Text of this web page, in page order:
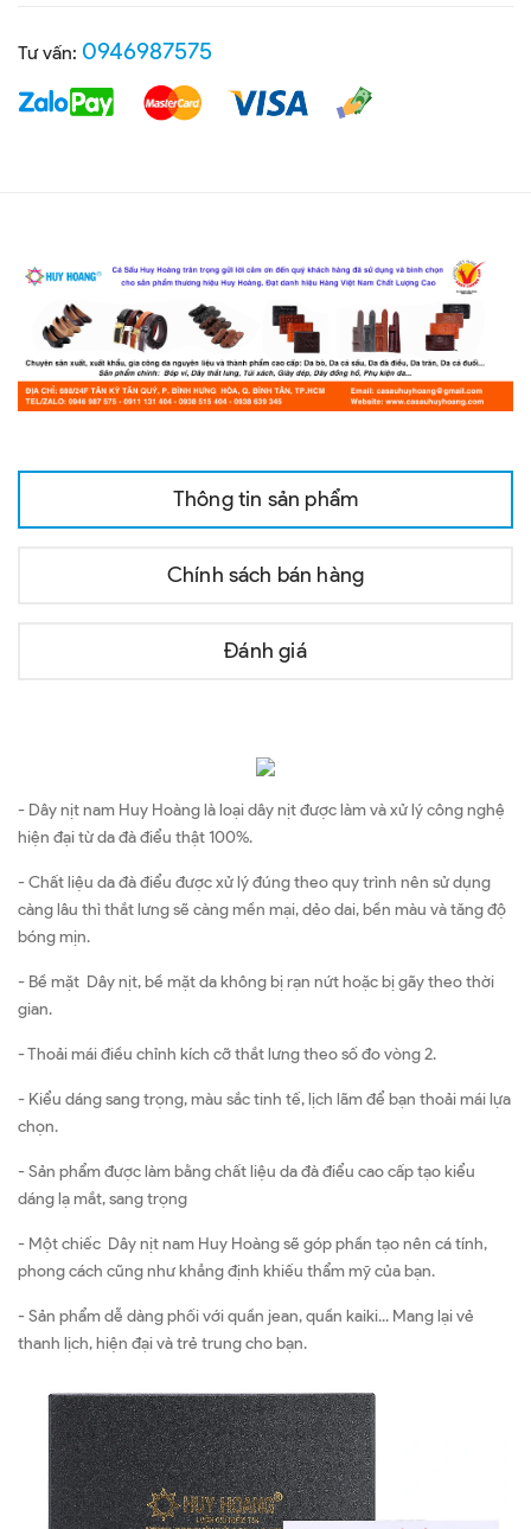
Tư vấn: 0946987575
Thông tin sản phẩm
Chính sách bán hàng
Đánh giá
- Dây nịt nam Huy Hoàng là loại dây nịt được làm và xử lý công nghệ
hiện đại từ da đà điểu thật 100%.
- Chất liệu da đà điểu được xử lý đúng theo quy trình nên sử dụng
càng lâu thì thắt lưng sẽ càng mền mại, dẻo dai, bền màu và tăng độ
bóng mịn.
- Bề mặt Dây nịt, bề mặt da không bị rạn nứt hoặc bị gãy theo thời
gian.
- Thoải mái điều chỉnh kích cỡ thắt lưng theo số đo vòng 2.
- Kiểu dáng sang trọng, màu sắc tinh tế, lịch lãm để bạn thoải mái lựa
chọn.
- Sản phẩm được làm bằng chất liệu da đà điểu cao cấp tạo kiểu
dáng lạ mắt, sang trọng
- Một chiếc Dây nịt nam Huy Hoàng sẽ góp phần tạo nên cá tính,
phong cách cũng như khẳng định khiếu thẩm mỹ của bạn.
- Sản phẩm dễ dàng phối với quần jean, quần kaiki... Mang lại vẻ
thanh lịch, hiện đại và trẻ trung cho bạn.